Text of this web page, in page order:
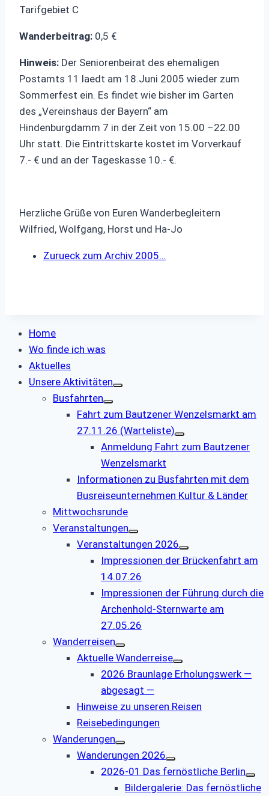
Tarifgebiet C
Wanderbeitrag: 0,5 €
Hinweis: Der Seniorenbeirat des ehemaligen
Postamts 11 laedt am 18.Juni 2005 wieder zum
Sommerfest ein. Es findet wie bisher im Garten
des „Vereinshaus der Bayern“ am
Hindenburgdamm 7 in der Zeit von 15.00 –22.00
Uhr statt. Die Eintrittskarte kostet im Vorverkauf
7.- € und an der Tageskasse 10.- €.
Herzliche Grüße von Euren Wanderbegleitern
Wilfried, Wolfgang, Horst und Ha-Jo
Zurueck zum Archiv 2005…
Home
Wo finde ich was
Aktuelles
Unsere Aktivitäten
Busfahrten
Fahrt zum Bautzener Wenzelsmarkt am
27.11.26 (Warteliste)
Anmeldung Fahrt zum Bautzener
Wenzelsmarkt
Informationen zu Busfahrten mit dem
Busreiseunternehmen Kultur & Länder
Mittwochsrunde
Veranstaltungen
Veranstaltungen 2026
Impressionen der Brückenfahrt am
14.07.26
Impressionen der Führung durch die
Archenhold-Sternwarte am
27.05.26
Wanderreisen
Aktuelle Wanderreise
2026 Braunlage Erholungswerk —
abgesagt —
Hinweise zu unseren Reisen
Reisebedingungen
Wanderungen
Wanderungen 2026
2026-01 Das fernöstliche Berlin
Bildergalerie: Das fernöstliche